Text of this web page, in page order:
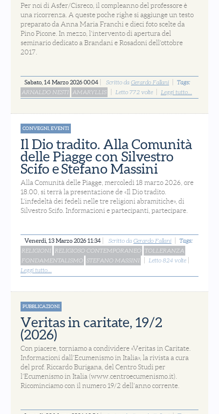
Per noi di Asfer/Cisreco, il compleanno del professore è
una ricorrenza. A queste poche righe si aggiunge un testo
preparato da Anna Maria Franchi e dieci foto scelte da
Pino Picone. In mezzo, l'intervento di apertura del
seminario dedicato a Brandani e Rosadoni dell'ottobre
2017.
Sabato, 14 Marzo 2026 00:04 Scritto da Gerardo Fallani
Tags:
ARNALDO NESTI
AMARYLLIS Letto 772 volte Leggi tutto...
CONVEGNI, EVENTI
Il Dio tradito. Alla Comunità
delle Piagge con Silvestro
Scifo e Stefano Massini
Alla Comunità delle Piagge, mercoledì 18 marzo 2026, ore
18.00, si terrà la presentazione de «Il Dio tradito.
L’infedeltà dei fedeli nelle tre religioni abramitiche», di
Silvestro Scifo. Informazioni e partecipanti, partecipare.
Venerdì, 13 Marzo 2026 11:34 Scritto da Gerardo Fallani
Tags:
RELIGIONI
RELIGIOSO CONTEMPORANEO TOLLERANZA
FONDAMENTALISMO STEFANO MASSINI
Letto 824 volte
Leggi tutto...
PUBBLICAZIONI
Veritas in caritate, 19/2
(2026)
Con piacere, torniamo a condividere «Veritas in Caritate.
Informazioni dall’Ecumenismo in Italia», la rivista a cura
del prof. Riccardo Burigana, del Centro Studi per
l’Ecumenismo in Italia (www.centroecumenismo.it).
Ricominciamo con il numero 19/2 dell'anno corrente.